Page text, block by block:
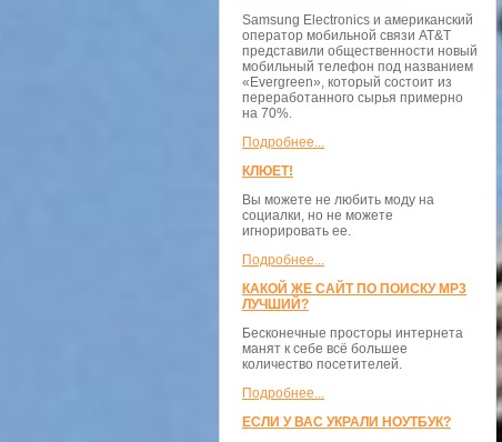
Samsung Electronics и американский
оператор мобильной связи AT&T
представили общественности новый
мобильный телефон под названием
«Evergreen», который состоит из
переработанного сырья примерно
на 70%.
Подробнее...
КЛЮЕТ!
Вы можете не любить моду на
социалки, но не можете
игнорировать ее.
Подробнее...
КАКОЙ ЖЕ САЙТ ПО ПОИСКУ MP3
ЛУЧШИЙ?
Бесконечные просторы интернета
манят к себе всё большее
количество посетителей.
Подробнее...
ЕСЛИ У ВАС УКРАЛИ НОУТБУК?